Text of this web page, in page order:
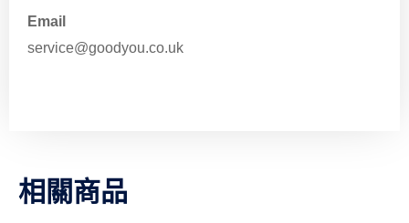
Email
service@goodyou.co.uk
相關商品